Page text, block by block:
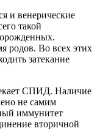
и венерические
такой
родов. Во всех этих
затекание
СПИД. Наличие
не самим
иммунитет
вторичной